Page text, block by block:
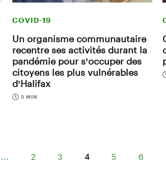
COVID-19
Un organisme communautaire
recentre ses activités durant la
pandémie pour s’occuper des
citoyens les plus vulnérables
d’Halifax
5 MIN
2 3 4 5 6